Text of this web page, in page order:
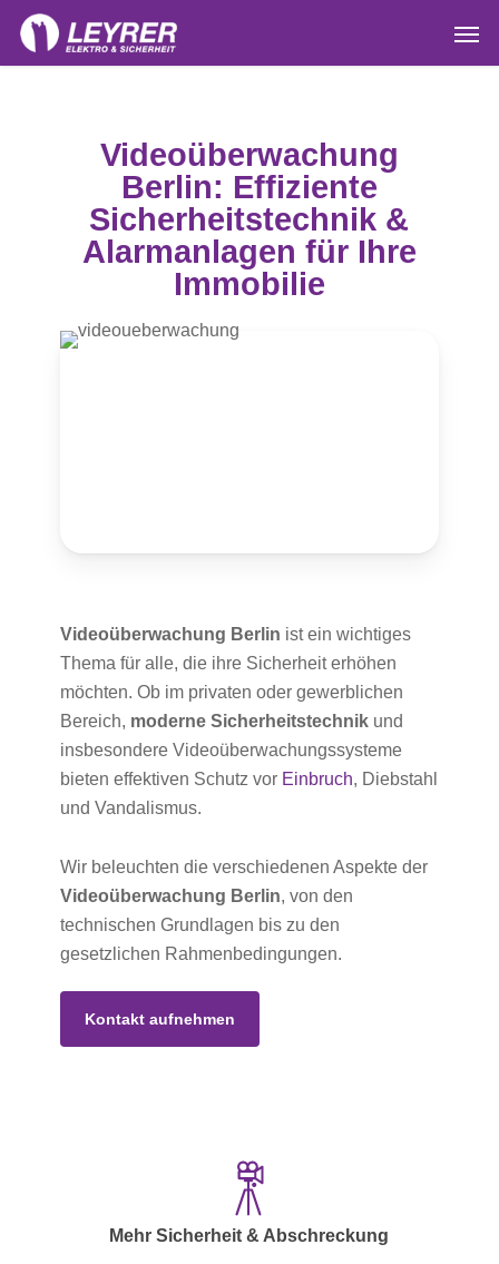
Skip
main
Videoüberwachung
Berlin: Effiziente
Sicherheitstechnik &
Alarmanlagen für Ihre
Immobilie
Videoüberwachung Berlin ist ein wichtiges
Thema für alle, die ihre Sicherheit erhöhen
möchten. Ob im privaten oder gewerblichen
Bereich, moderne Sicherheitstechnikund
insbesondere Videoüberwachungssysteme
bieten effektiven Schutz vor Einbruch, Diebstahl
und Vandalismus.
Wir beleuchten die verschiedenen Aspekte der
Videoüberwachung Berlin, von den
technischen Grundlagen bis zu den
gesetzlichen Rahmenbedingungen.
Kontakt aufnehmen
Mehr Sicherheit & Abschreckung